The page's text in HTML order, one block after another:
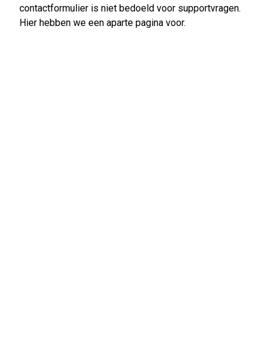
contactformulier is niet bedoeld voor supportvragen.
Hier hebben we een aparte pagina voor.